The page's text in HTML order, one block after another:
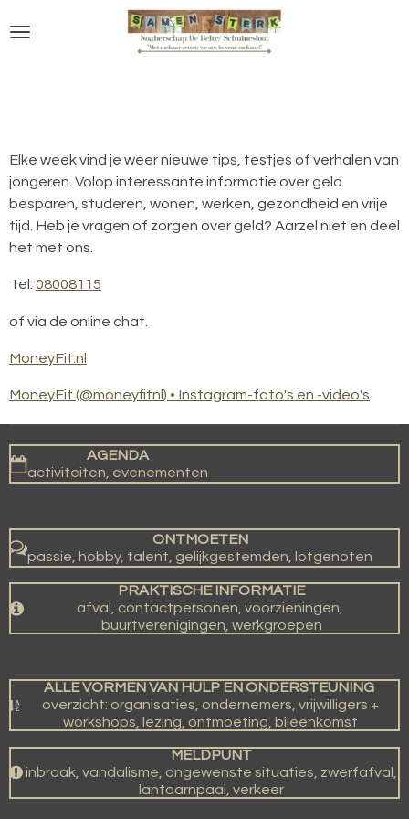
direct
Elke week vind je weer nieuwe tips, testjes of verhalen van
jongeren. Volop interessante informatie over geld
besparen, studeren, wonen, werken, gezondheid en vrije
tijd. Heb je vragen of zorgen over geld? Aarzel niet en deel
het met ons.
tel: 08008115
of via de online chat.
MoneyFit.nl
MoneyFit (@moneyfitnl) • Instagram-foto's en -video's
AGENDA
activiteiten, evenementen
ONTMOETEN
passie, hobby, talent, gelijkgestemden, lotgenoten
PRAKTISCHE INFORMATIE
afval, contactpersonen, voorzieningen,
buurtverenigingen, werkgroepen
ALLE VORMEN VAN HULP EN ONDERSTEUNING
overzicht: organisaties, ondernemers, vrijwilligers +
workshops, lezing, ontmoeting, bijeenkomst
MELDPUNT
inbraak, vandalisme, ongewenste situaties, zwerfafval,
lantaarnpaal, verkeer